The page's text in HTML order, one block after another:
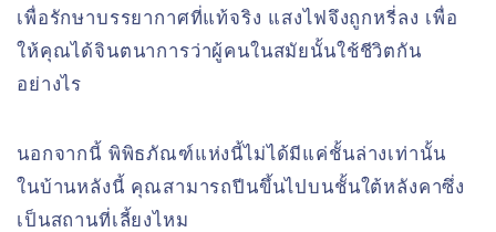
เพื่อรักษาบรรยากาศที่แท้จริง แสงไฟจึงถูกหรี่ลง เพื่อ
ให้คุณได้จินตนาการว่าผู้คนในสมัยนั้นใช้ชีวิตกัน
อย่างไร
นอกจากนี้ พิพิธภัณฑ์แห่งนี้ไม่ได้มีแค่ชั้นล่างเท่านั้น
ในบ้านหลังนี้ คุณสามารถปีนขึ้นไปบนชั้นใต้หลังคาซึ่ง
เป็นสถานที่เลี้ยงไหม